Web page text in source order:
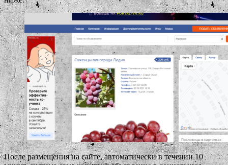
После размещения на сайте, автоматически в течении 10